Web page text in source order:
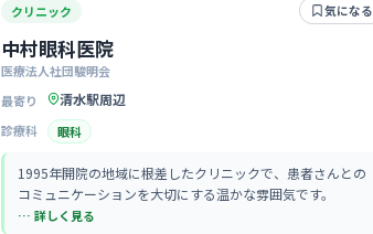
クリニック 気になる
中村眼科医院
医療法人社団駿明会
最寄り
清水駅周辺
診療科 眼科
1995年開院の地域に根差したクリニックで、患者さんとの
コミュニケーションを大切にする温かな雰囲気です。
… 詳しく見る